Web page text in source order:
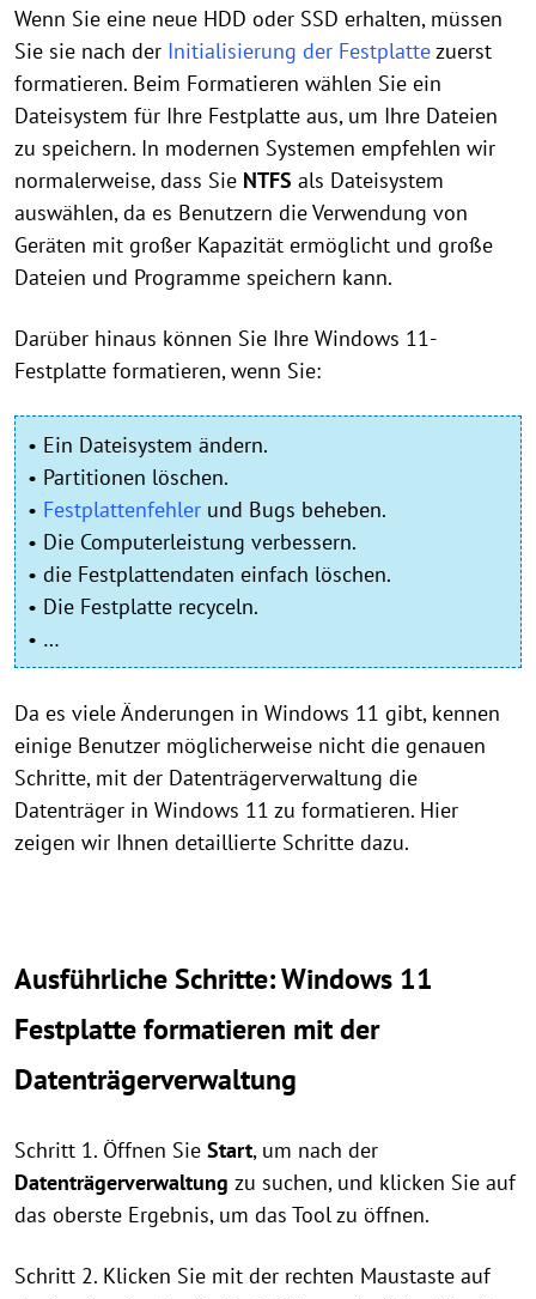
Wenn Sie eine neue HDD oder SSD erhalten, müssen
Sie sie nach der Initialisierung der Festplattezuerst
formatieren. Beim Formatieren wählen Sie ein
Dateisystem für Ihre Festplatte aus, um Ihre Dateien
zu speichern. In modernen Systemen empfehlen wir
normalerweise, dass Sie NTFS als Dateisystem
auswählen, da es Benutzern die Verwendung von
Geräten mit großer Kapazität ermöglicht und große
Dateien und Programme speichern kann.
Darüber hinaus können Sie Ihre Windows 11-
Festplatte formatieren, wenn Sie:
• Ein Dateisystem ändern.
• Partitionen löschen.
• Festplattenfehler und Bugs beheben.
• Die Computerleistung verbessern.
• die Festplattendaten einfach löschen.
• Die Festplatte recyceln.
• …
Da es viele Änderungen in Windows 11 gibt, kennen
einige Benutzer möglicherweise nicht die genauen
Schritte, mit der Datenträgerverwaltung die
Datenträger in Windows 11 zu formatieren. Hier
zeigen wir Ihnen detaillierte Schritte dazu.
Ausführliche Schritte: Windows 11
Festplatte formatieren mit der
Datenträgerverwaltung
Schritt 1. Öffnen Sie Start, um nach der
Datenträgerverwaltung zu suchen, und klicken Sie auf
das oberste Ergebnis, um das Tool zu öffnen.
Schritt 2. Klicken Sie mit der rechten Maustaste auf